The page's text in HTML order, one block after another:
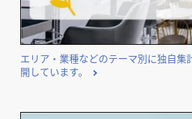
エリア・業種などのテーマ別に独自集
開しています。